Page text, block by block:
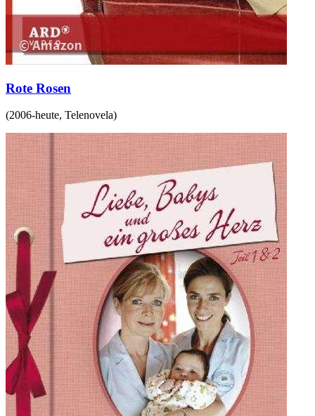
Rote Rosen
(2006-heute, Telenovela)